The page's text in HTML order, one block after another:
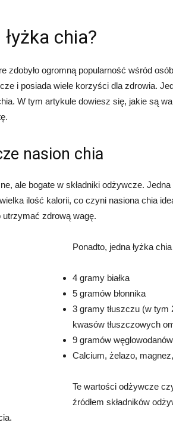
chia?
zdobyło ogromną popularność wśród
i posiada wiele korzyści dla zdrowia.
W tym artykule dowiesz się, jakie są
nasion chia
ale bogate w składniki odżywcze. Jedna
ilość kalorii, co czyni nasiona chia
zdrową wagę.
Ponadto, jedna łyżka
4 gramy białka
5 gramów błonnika
3 gramy tłuszczu (w
kwasów tłuszczowych
9 gramów węglowodanów
Calcium, żelazo,
Te wartości odżywcze
źródłem składników